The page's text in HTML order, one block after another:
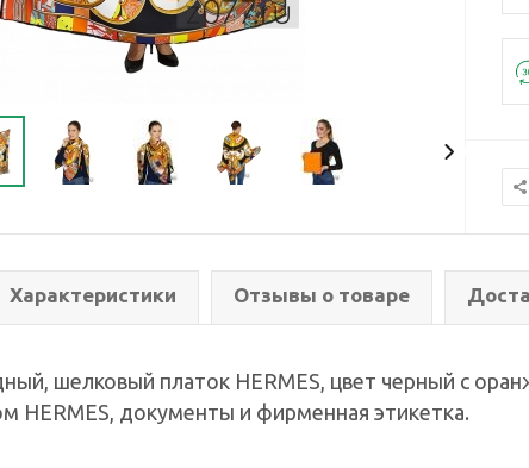
Характеристики Отзывы о товаре
шелковый платок HERMES, цвет черный с
HERMES, документы и фирменная этикетка.